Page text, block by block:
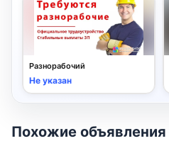
Разнорабочий
Не указан
Похожие объявления